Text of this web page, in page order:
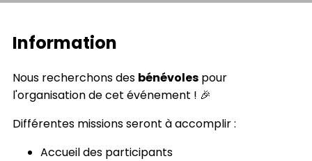
Information
Nous recherchons des bénévoles pour
l'organisation de cet événement ! 🎉
Différentes missions seront à accomplir :
Accueil des participants